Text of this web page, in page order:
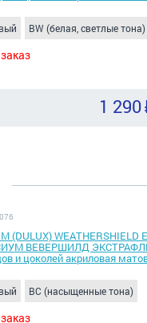
BW (белая, светлые тона)
1 290
(DULUX) WEATHERSHIELD
ВЕВЕРШИЛД
и цоколей акриловая
BC (насыщенные тона)